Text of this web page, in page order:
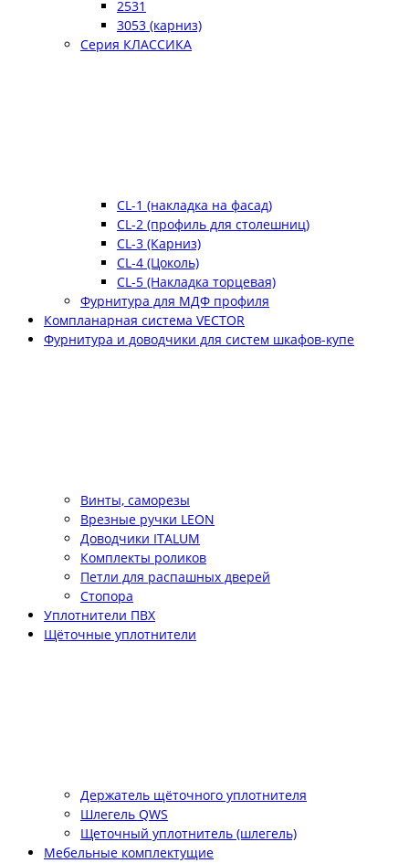
2531
3053 (карниз)
Серия КЛАССИКА
CL-1 (накладка на фасад)
CL-2 (профиль для столешниц)
CL-3 (Карниз)
CL-4 (Цоколь)
CL-5 (Накладка торцевая)
Фурнитура для МДФ профиля
Компланарная система VECTOR
Фурнитура и доводчики для систем шкафов-купе
Винты, саморезы
Врезные ручки LEON
Доводчики ITALUM
Комплекты роликов
Петли для распашных дверей
Стопора
Уплотнители ПВХ
Щёточные уплотнители
Держатель щёточного уплотнителя
Шлегель QWS
Щеточный уплотнитель (шлегель)
Мебельные комплектущие